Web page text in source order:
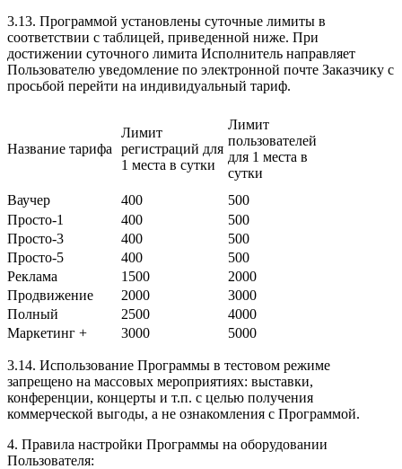
3.13. Программой установлены суточные лимиты в
соответствии с таблицей, приведенной ниже. При
достижении суточного лимита Исполнитель направляет
Пользователю уведомление по электронной почте Заказчику с
просьбой перейти на индивидуальный тариф.
Название тарифа
Лимит
регистраций для
1 места в сутки
Лимит
пользователей
для 1 места в
сутки
Ваучер
400
500
Просто-1
400
500
Просто-3
400
500
Просто-5
400
500
Реклама
1500
2000
Продвижение
2000
3000
Полный
2500
4000
Маркетинг +
3000 5000
3.14. Использование Программы в тестовом режиме
запрещено на массовых мероприятиях: выставки,
конференции, концерты и т.п. с целью получения
коммерческой выгоды, а не ознакомления с Программой.
4. Правила настройки Программы на оборудовании
Пользователя: